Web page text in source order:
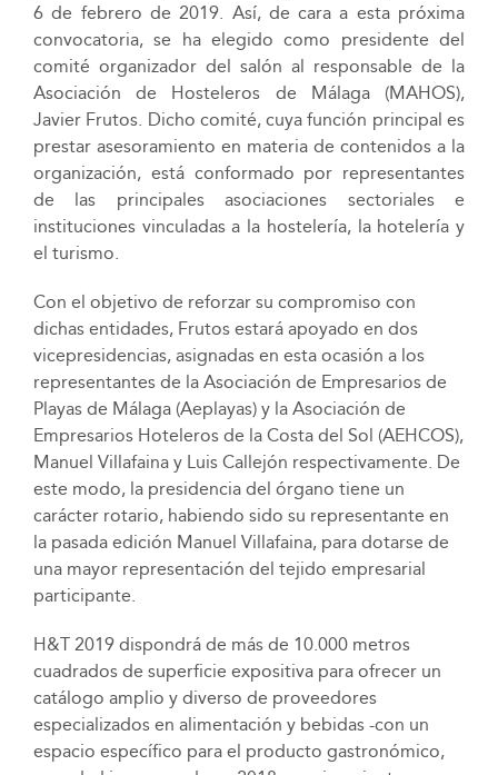
6 de febrero de 2019. Así, de cara a esta próxima
convocatoria, se ha elegido como presidente del
comité organizador del salón al responsable de la
Asociación de Hosteleros de Málaga (MAHOS),
Javier Frutos. Dicho comité, cuya función principal es
prestar asesoramiento en materia de contenidos a la
organización, está conformado por representantes
de las principales asociaciones sectoriales e
instituciones vinculadas a la hostelería, la hotelería y
el turismo.
Con el objetivo de reforzar su compromiso con
dichas entidades, Frutos estará apoyado en dos
vicepresidencias, asignadas en esta ocasión a los
representantes de la Asociación de Empresarios de
Playas de Málaga (Aeplayas) y la Asociación de
Empresarios Hoteleros de la Costa del Sol (AEHCOS),
Manuel Villafaina y Luis Callejón respectivamente. De
este modo, la presidencia del órgano tiene un
carácter rotario, habiendo sido su representante en
la pasada edición Manuel Villafaina, para dotarse de
una mayor representación del tejido empresarial
participante.
H&T 2019 dispondrá de más de 10.000 metros
cuadrados de superficie expositiva para ofrecer un
catálogo amplio y diverso de proveedores
especializados en alimentación y bebidas -con un
espacio específico para el producto gastronómico,